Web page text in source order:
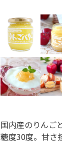
国内産のりんご
糖度30度。甘さ